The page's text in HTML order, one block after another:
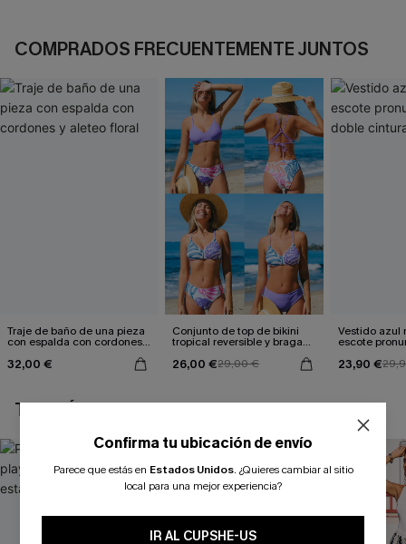
COMPRADOS FRECUENTEMENTE JUNTOS
Traje de baño de una pieza
con espalda con cordones y
32,00 €
Conjunto de top de bikini
tropical reversible y braga
26,00 €29,00 €
Vestido azul
escote
23,90 €
TAMBIÉN TE PUEDE GUSTAR
Confirma tu ubicación de envío
Parece que estás en Estados Unidos. ¿Quieres cambiar al sitio
local para una mejor experiencia?
IR AL CUPSHE-US